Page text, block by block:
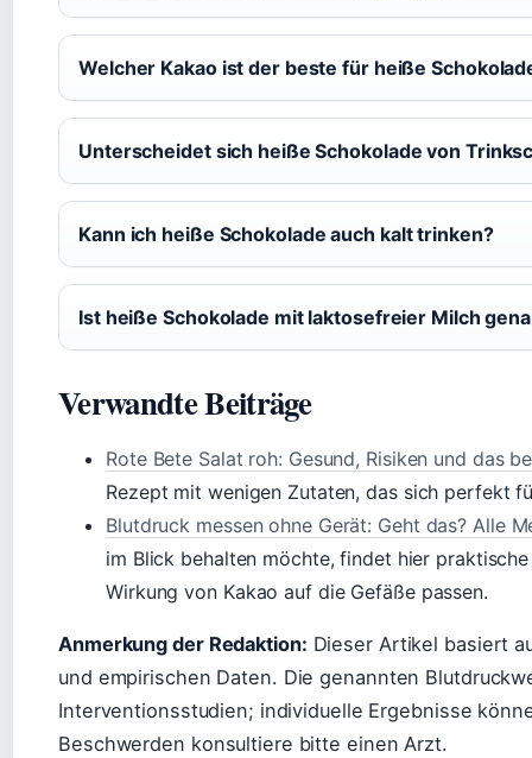
Welcher Kakao ist der beste für heiße
Unterscheidet sich heiße Schokolade von
Kann ich heiße Schokolade auch kalt trinken?
Ist heiße Schokolade mit laktosefreier Milch
Verwandte Beiträge
Rote Bete Salat roh: Gesund, Risiken und das
Rezept mit wenigen Zutaten, das sich perfekt
Blutdruck messen ohne Gerät: Geht das? Alle
im Blick behalten möchte, findet hier
Wirkung von Kakao auf die Gefäße passen.
Anmerkung der Redaktion: Dieser Artikel basiert
und empirischen Daten. Die genannten
Interventionsstudien; individuelle Ergebnisse
Beschwerden konsultiere bitte einen Arzt.